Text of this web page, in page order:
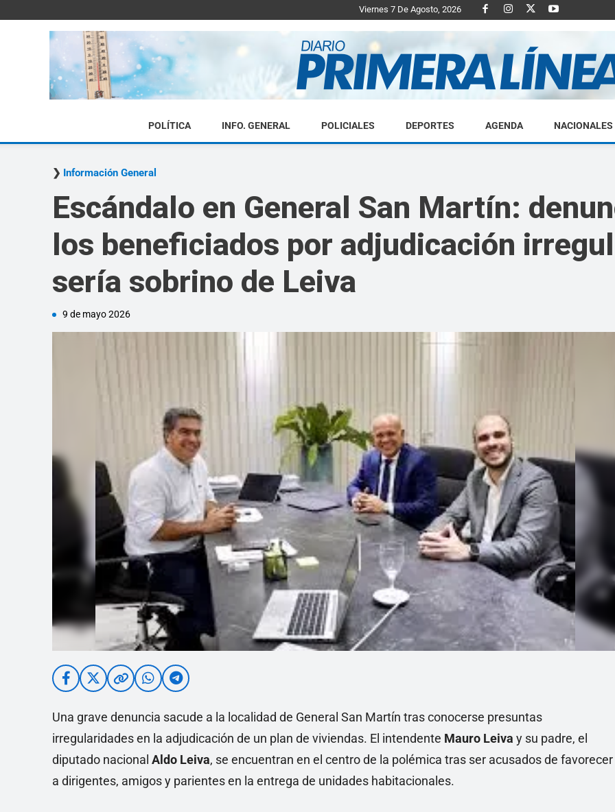
Viernes 7 De Agosto, 2026
Diario
Primera
POLÍTICA INFO. GENERAL POLICIALES DEPORTES AGENDA NACIONALES
Información General
Escándalo en General San Martín:
los beneficiados por adjudicación
sería sobrino de Leiva
9 de mayo 2026
Una grave denuncia sacude a la localidad de General San Martín tras conocerse presuntas
irregularidades en la adjudicación de un plan de viviendas. El intendente Mauro Leiva y su padre, el
diputado nacional Aldo Leiva, se encuentran en el centro de la polémica tras ser acusados de favorecer
a dirigentes, amigos y parientes en la entrega de unidades habitacionales.